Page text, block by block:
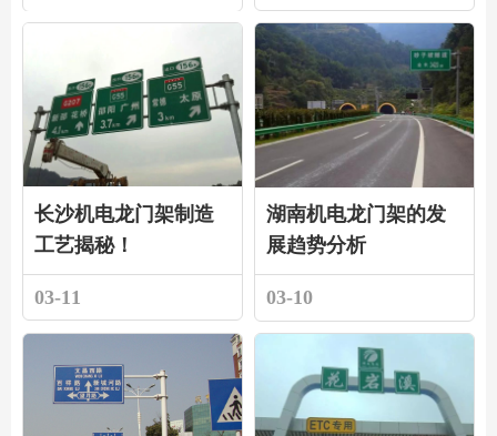
长沙机电龙门架制造
工艺揭秘！
03-11
湖南机电龙门架的发
展趋势分析
03-10